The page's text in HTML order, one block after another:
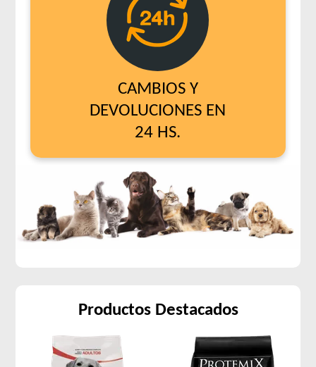
CAMBIOS Y
DEVOLUCIONES EN
24 HS.
Productos Destacados